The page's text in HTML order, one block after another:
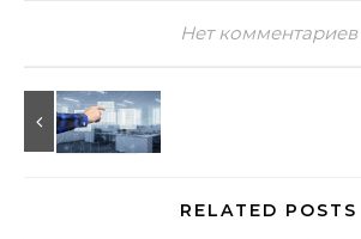
Нет комментариев
RELATED POSTS